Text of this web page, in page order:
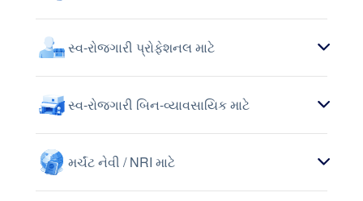
સ્વ-રોજગારી પ્રોફેશનલ માટે
સ્વ-રોજગારી બિન-વ્યાવસાયિક માટે
મર્ચંટ નેવી / NRI માટે